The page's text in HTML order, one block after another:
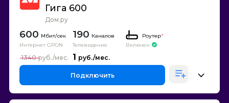
Гига 600
Дом.ру
600
Интернет GPON
190 Каналов
Телевидение
Роутер*
Включен
1
1340
Подключить